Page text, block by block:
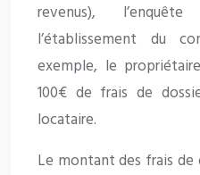
revenus),
l’établissement du
exemple, le
100€ de frais de
locataire.
Le montant des frais